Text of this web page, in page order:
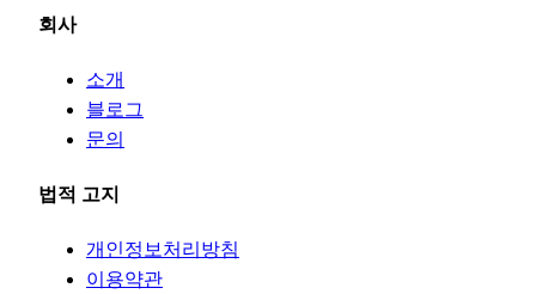
회사
소개
블로그
문의
법적 고지
개인정보처리방침
이용약관